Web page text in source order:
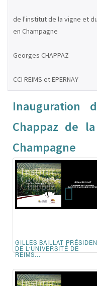
de l'institut de la vigne et
en Champagne
Georges CHAPPAZ
CCI REIMS et EPERNAY
Inauguration
Chappaz de
Champagne
GILLES BAILLAT
DE L'UNIVERSITÉ DE
REIMS...